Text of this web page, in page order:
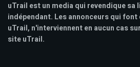
uTrail est un media qui revendique sa
indépendant. Les annonceurs qui
uTrail, n'interviennent en aucun cas
site uTrail.